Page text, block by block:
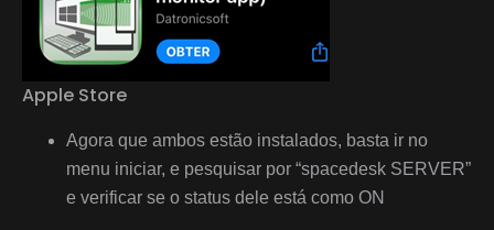
Apple Store
Agora que ambos estão instalados, basta ir no
menu iniciar, e pesquisar por “spacedesk SERVER”
e verificar se o status dele está como ON